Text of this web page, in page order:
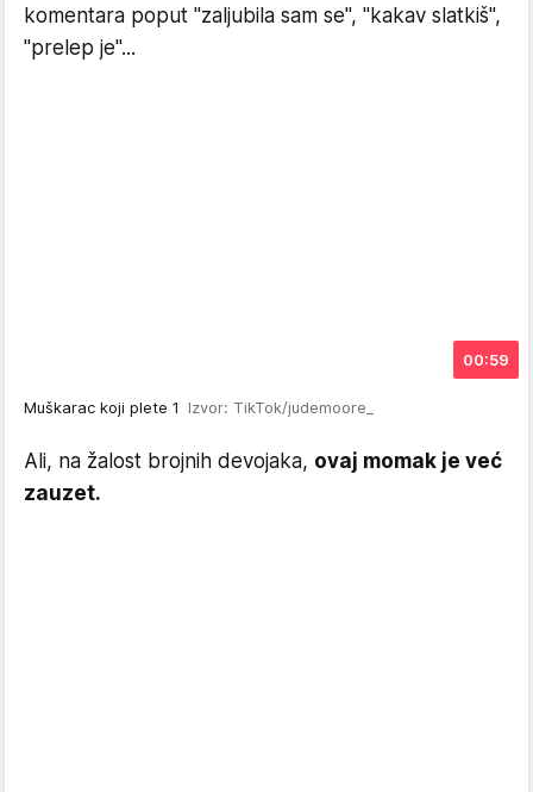
komentara poput "zaljubila sam se", "kakav slatkiš",
"prelep je"...
00:59
Muškarac koji plete 1 Izvor: TikTok/judemoore_
Ali, na žalost brojnih devojaka, ovaj momak je već
zauzet.